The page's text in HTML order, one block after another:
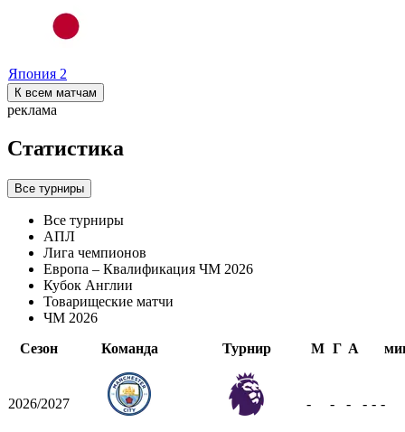
Япония 2
К всем матчам
реклама
Статистика
Все турниры
Все турниры
АПЛ
Лига чемпионов
Европа – Квалификация ЧМ 2026
Кубок Англии
Товарищеские матчи
ЧМ 2026
Сезон
Команда Турнир М Г А
2026/2027 - - - - - -